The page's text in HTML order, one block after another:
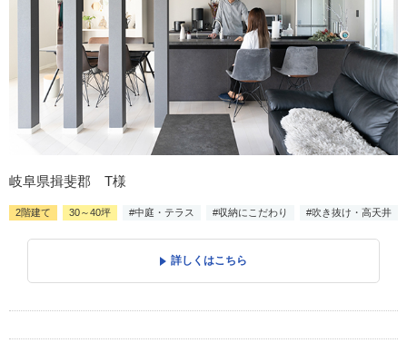
岐阜県揖斐郡 T様
2階建て 30～40坪 #中庭・テラス #収納にこだわり #吹き抜け・高天井
詳しくはこちら